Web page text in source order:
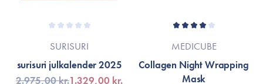
SURISURI
surisuri julkalender 2025
2.975,00 kr.1.329,00 kr.
MEDICUBE
Collagen Night Wrapping
Mask